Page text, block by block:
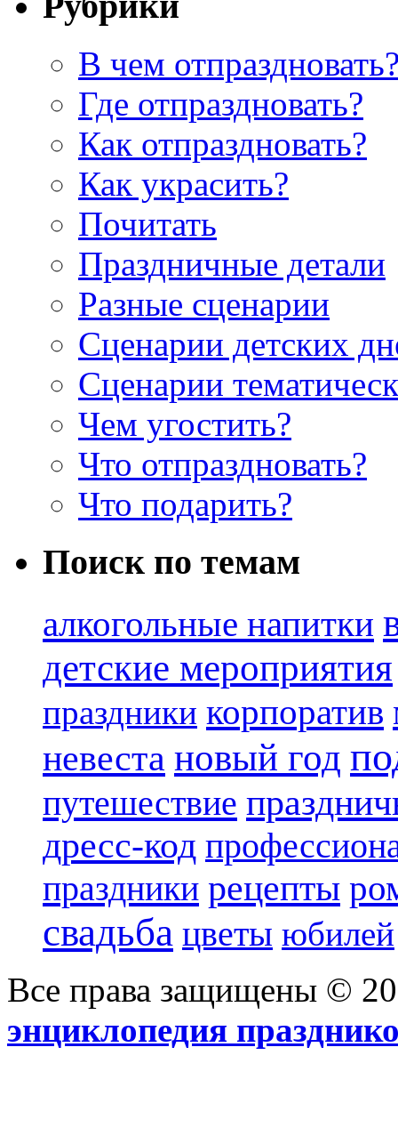
В чем
Где отпраздновать?
Как отпраздновать?
Как украсить?
Почитать
Праздничные детали
Разные сценарии
Сценарии детских
Сценарии
Чем угостить?
Что отпраздновать?
Что подарить?
Поиск по темам
алкогольные напитки
детские мероприятия
праздники корпоратив
невеста новый год
путешествие
дресс-код
праздники рецепты
свадьба цветы юбилей
Все права защищены ©
энциклопедия